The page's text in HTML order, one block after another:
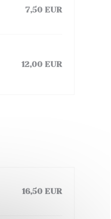
7,50 EUR
12,00 EUR
16,50 EUR